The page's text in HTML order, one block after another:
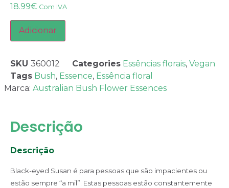
18.99€ Com IVA
Adicionar
SKU 360012 Categories Essências florais, Vegan
Tags Bush, Essence, Essência floral
Marca: Australian Bush Flower Essences
Descrição
Descrição
Black-eyed Susan é para pessoas que são impacientes ou
estão sempre “a mil”. Estas pessoas estão constantemente